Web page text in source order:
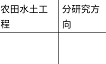
农田水土工
程
分研究方
向